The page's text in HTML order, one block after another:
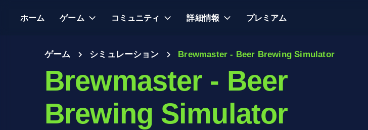
ホーム ゲーム コミュニティ 詳細情報 プレミアム
ゲーム シミュレーション Brewmaster - Beer Brewing Simulator
Brewmaster - Beer
Brewing Simulator